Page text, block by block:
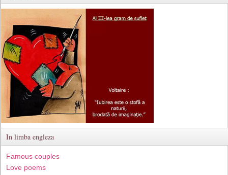
In limba engleza
Famous couples
Love poems